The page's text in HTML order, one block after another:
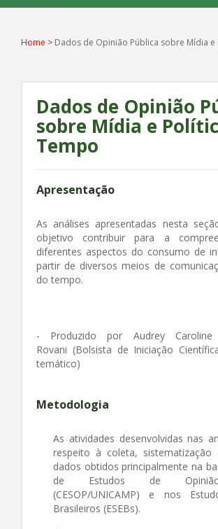
Home > Dados de Opinião Pública sobre Mídia
Dados de Opinião
sobre Mídia e
Tempo
Apresentação
As análises apresentadas nesta
objetivo contribuir para a
diferentes aspectos do consumo de
partir de diversos meios de
do tempo.
- Produzido por Audrey
Rovani (Bolsista de Iniciação
temático)
Metodologia
As atividades desenvolvidas nas
respeito à coleta, sistematização
dados obtidos principalmente na
de Estudos de
(CESOP/UNICAMP) e nos
Brasileiros (ESEBs).